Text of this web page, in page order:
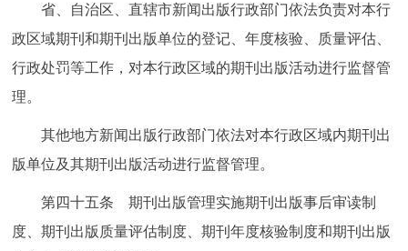
省、自治区、直辖市新闻出版行政部门依法负责对本行
政区域期刊和期刊出版单位的登记、年度核验、质量评估、
行政处罚等工作，对本行政区域的期刊出版活动进行监督管
理。
其他地方新闻出版行政部门依法对本行政区域内期刊出
版单位及其期刊出版活动进行监督管理。
第四十五条 期刊出版管理实施期刊出版事后审读制
度、期刊出版质量评估制度、期刊年度核验制度和期刊出版